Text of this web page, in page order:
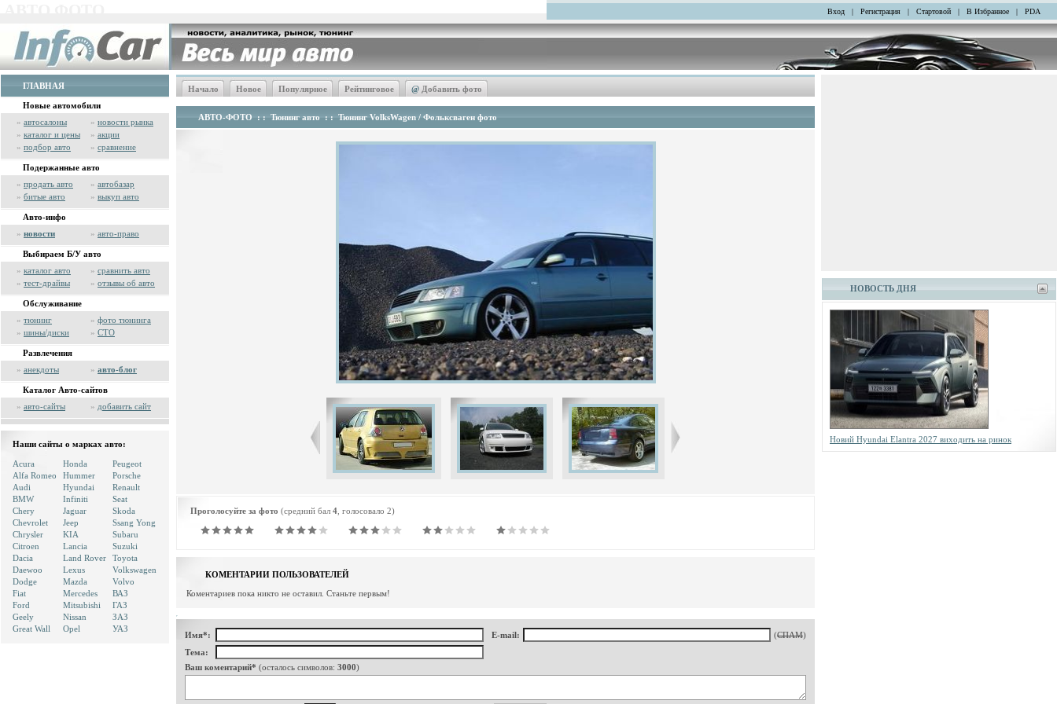
Вход | Регистрация | Стартовой | В Избранное | PDA
ГЛАВНАЯ
Новые автомобили
» автосалоны » новости рынка
» каталог и цены » акции
» подбор авто » сравнение
Подержанные авто
» продать авто » автобазар
» битые авто » выкуп авто
Авто-инфо
» новости » авто-право
Выбираем Б/У авто
» каталог авто » сравнить авто
» тест-драйвы » отзывы об авто
Обслуживание
» тюнинг » фото тюнинга
» шины/диски » СТО
Развлечения
» анекдоты » авто-блог
Каталог Авто-сайтов
» авто-сайты » добавить сайт
Наши сайты о марках авто:
Acura
Alfa Romeo
Audi
BMW
Chery
Chevrolet
Chrysler
Citroen
Dacia
Daewoo
Dodge
Fiat
Ford
Geely
Great Wall
Honda
Hummer
Hyundai
Infiniti
Jaguar
Jeep
KIA
Lancia
Land Rover
Lexus
Mazda
Mercedes
Mitsubishi
Nissan
Opel
Peugeot
Porsche
Renault
Seat
Skoda
Ssang Yong
Subaru
Suzuki
Toyota
Volkswagen
Volvo
ВАЗ
ГАЗ
ЗАЗ
УАЗ
Начало Новое Популярное Рейтинговое @ Добавить фото
АВТО-ФОТО : : Тюнинг авто : : Тюнинг VolksWagen / Фольксваген фото
Проголосуйте за фото (средний бал 4 , голосовало 2)
КОМЕНТАРИИ ПОЛЬЗОВАТЕЛЕЙ
Коментариев пока никто не оставил. Станьте первым!
Имя*: E-mail: (СПАМ)
Тема:
Ваш коментарий* (осталось символов: 3000)
НОВОСТЬ ДНЯ
Новий Hyundai Elantra 2027 виходить на ринок